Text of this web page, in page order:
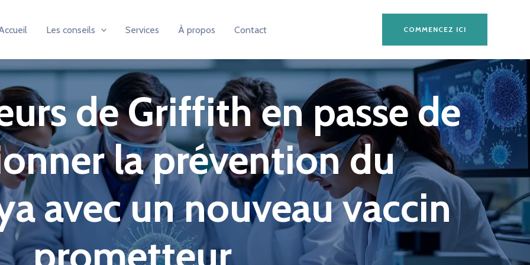
Les conseils Services À propos Contact COMMENCEZ ICI
de Griffith en passe de
la prévention du
avec un nouveau vaccin